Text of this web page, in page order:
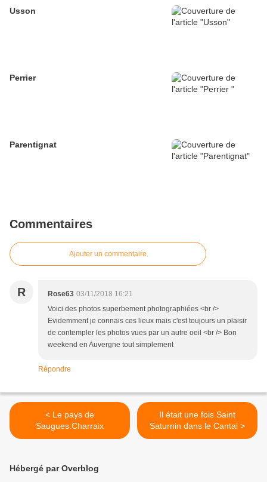
Usson
Perrier
Parentignat
Commentaires
Ajouter un commentaire
R Rose63 03/11/2018 16:21
Voici des photos superbement photographiées <br />
Evidemment je connais ces lieux mais c'est toujours un plaisir
de contempler les photos vues par un autre oeil <br /> Bon
weekend en Auvergne tout simplement
Répondre
< Le pays de
Saugues:Charraix
Il était une fois Saint
Saturnin dans le Cantal >
Hébergé par Overblog